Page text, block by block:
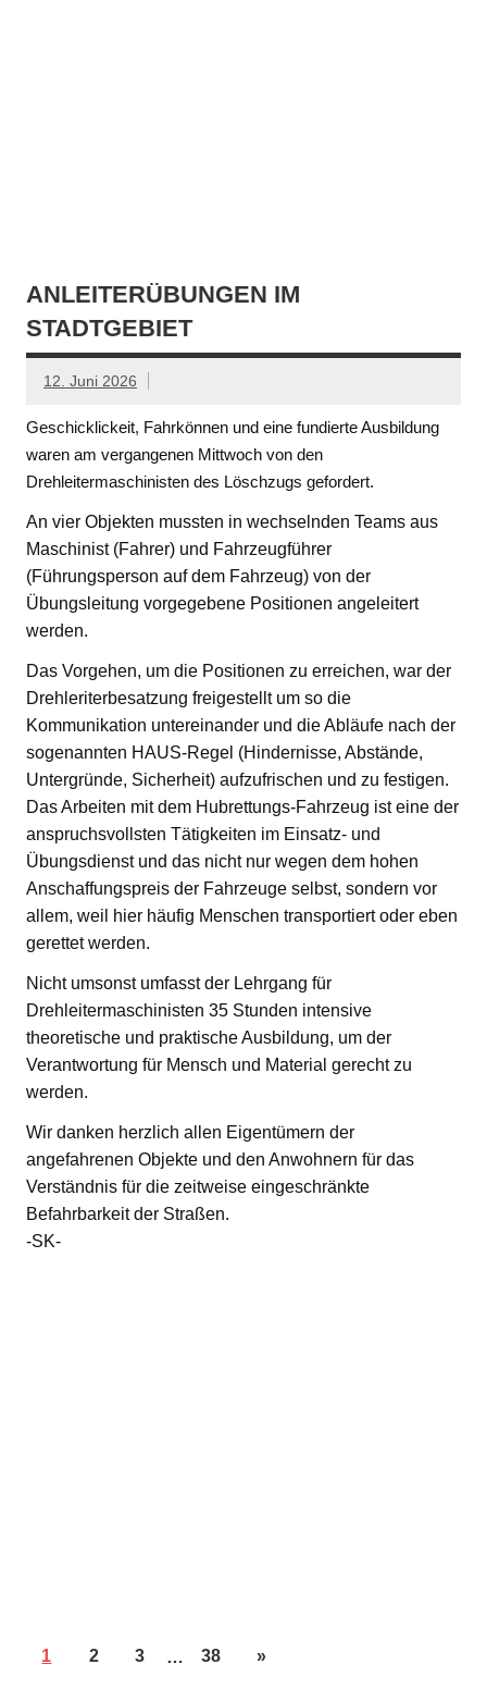
ANLEITERÜBUNGEN IM
STADTGEBIET
12. Juni 2026
Geschicklickeit, Fahrkönnen und eine fundierte Ausbildung
waren am vergangenen Mittwoch von den
Drehleitermaschinisten des Löschzugs gefordert.
An vier Objekten mussten in wechselnden Teams aus
Maschinist (Fahrer) und Fahrzeugführer
(Führungsperson auf dem Fahrzeug) von der
Übungsleitung vorgegebene Positionen angeleitert
werden.
Das Vorgehen, um die Positionen zu erreichen, war der
Drehleriterbesatzung freigestellt um so die
Kommunikation untereinander und die Abläufe nach der
sogenannten HAUS-Regel (Hindernisse, Abstände,
Untergründe, Sicherheit) aufzufrischen und zu festigen.
Das Arbeiten mit dem Hubrettungs-Fahrzeug ist eine der
anspruchsvollsten Tätigkeiten im Einsatz- und
Übungsdienst und das nicht nur wegen dem hohen
Anschaffungspreis der Fahrzeuge selbst, sondern vor
allem, weil hier häufig Menschen transportiert oder eben
gerettet werden.
Nicht umsonst umfasst der Lehrgang für
Drehleitermaschinisten 35 Stunden intensive
theoretische und praktische Ausbildung, um der
Verantwortung für Mensch und Material gerecht zu
werden.
Wir danken herzlich allen Eigentümern der
angefahrenen Objekte und den Anwohnern für das
Verständnis für die zeitweise eingeschränkte
Befahrbarkeit der Straßen.
-SK-
1 2 3 … 38 »